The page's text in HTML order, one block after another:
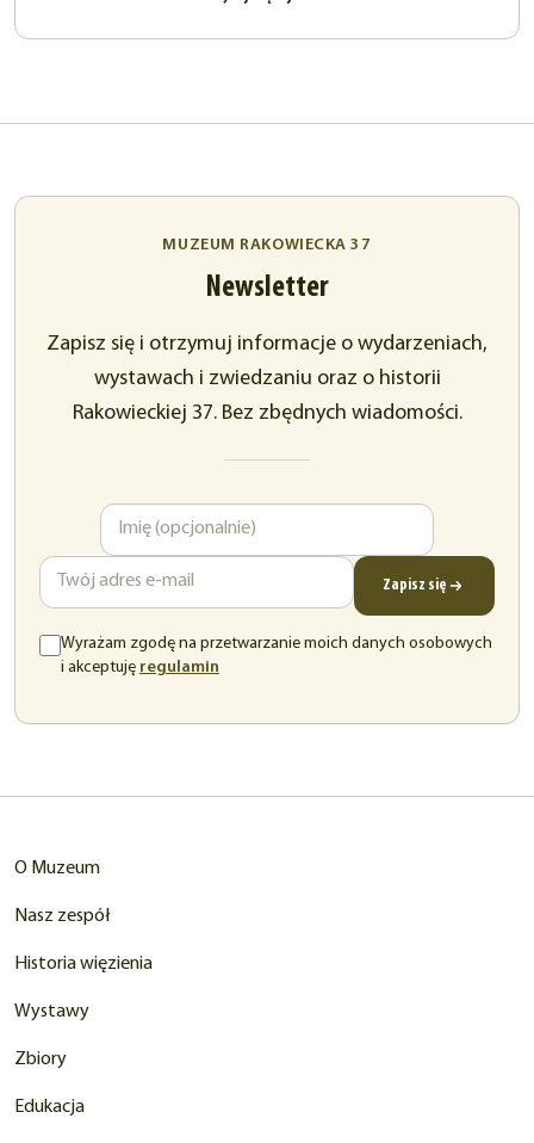
MUZEUM RAKOWIECKA 37
Newsletter
Zapisz się i otrzymuj informacje o wydarzeniach,
wystawach i zwiedzaniu oraz o historii
Rakowieckiej 37. Bez zbędnych wiadomości.
Zapisz się
Wyrażam zgodę na przetwarzanie moich danych osobowych
i akceptuję regulamin
O Muzeum
Nasz zespół
Historia więzienia
Wystawy
Zbiory
Edukacja